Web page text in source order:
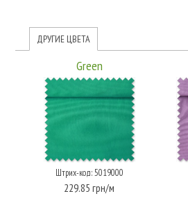
ДРУГИЕ ЦВЕТА
Green
Штрих-код: 5019000
229.85 грн/м